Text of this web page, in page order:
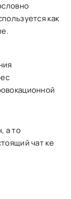
как
а то
чат ке